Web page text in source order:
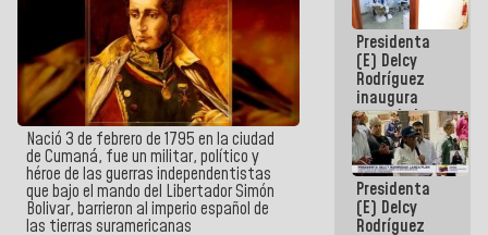
Nació 3 de febrero de 1795 en la ciudad
de Cumaná, fue un militar, político y
héroe de las guerras independentistas
que bajo el mando del Libertador Simón
Bolivar, barrieron al imperio español de
las tierras suramericanas
edificar
casas para
abuelos
Presidenta
(E) Delcy
Rodríguez
inaugura
casa de los
Abuelos
Primavera
en Caracas
Presidenta
(E) Delcy
Rodríguez